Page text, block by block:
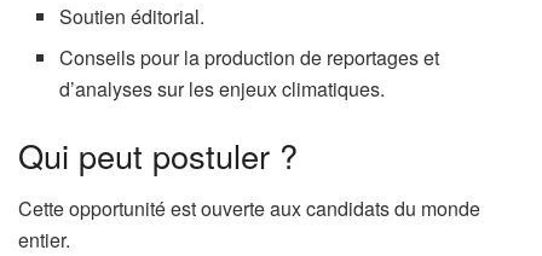
Soutien éditorial.
Conseils pour la production de reportages et
d’analyses sur les enjeux climatiques.
Qui peut postuler ?
Cette opportunité est ouverte aux candidats du monde
entier.